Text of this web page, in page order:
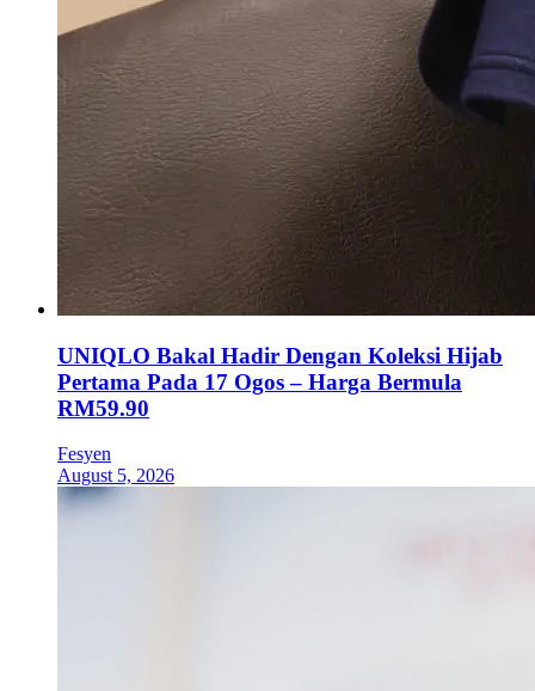
UNIQLO Bakal Hadir Dengan Koleksi Hijab
Pertama Pada 17 Ogos – Harga Bermula
RM59.90
Fesyen
August 5, 2026